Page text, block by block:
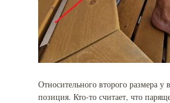
Относительного второго размера у
позиция. Кто-то считает, что